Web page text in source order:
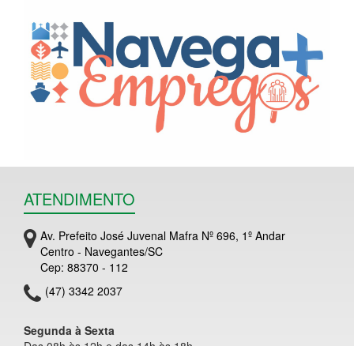
ATENDIMENTO
Av. Prefeito José Juvenal Mafra Nº 696, 1º Andar
Centro - Navegantes/SC
Cep: 88370 - 112
(47) 3342 2037
Segunda à Sexta